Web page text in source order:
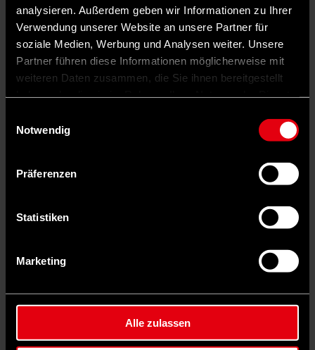
analysieren. Außerdem geben wir Informationen zu Ihrer
Verwendung unserer Website an unsere Partner für
soziale Medien, Werbung und Analysen weiter. Unsere
Partner führen diese Informationen möglicherweise mit
weiteren Daten zusammen, die Sie ihnen bereitgestellt
Notwendig
Präferenzen
Statistiken
Marketing
Alle zulassen